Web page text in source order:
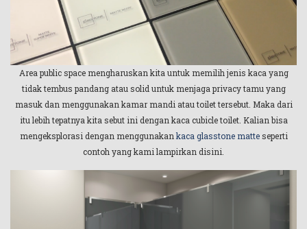
Area public space mengharuskan kita untuk memilih jenis kaca yang
tidak tembus pandang atau solid untuk menjaga privacy tamu yang
masuk dan menggunakan kamar mandi atau toilet tersebut. Maka dari
itu lebih tepatnya kita sebut ini dengan kaca cubicle toilet. Kalian bisa
mengeksplorasi dengan menggunakan kaca glasstone matteseperti
contoh yang kami lampirkan disini.